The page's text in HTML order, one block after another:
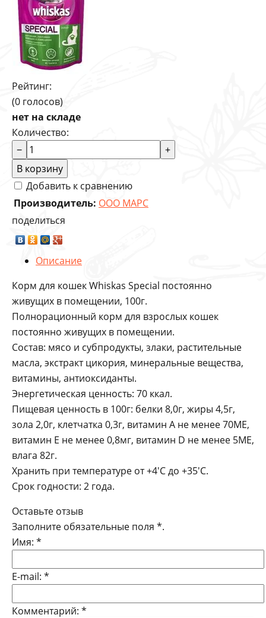
Рейтинг:
(0 голосов)
нет на складе
Количество:
−
+
В корзину
Добавить к сравнению
Производитель: ООО МАРС
поделиться
Описание
Корм для кошек Whiskas Special постоянно
живущих в помещении, 100г.
Полнорационный корм для взрослых кошек
постоянно живущих в помещении.
Состав: мясо и субпродукты, злаки, растительные
масла, экстракт цикория, минеральные вещества,
витамины, антиоксиданты.
Энергетическая ценность: 70 ккал.
Пищевая ценность в 100г: белки 8,0г, жиры 4,5г,
зола 2,0г, клетчатка 0,3г, витамин А не менее 70МЕ,
витамин Е не менее 0,8мг, витамин D не менее 5МЕ,
влага 82г.
Хранить при температуре от +4'C до +35'C.
Срок годности: 2 года.
Оставьте отзыв
Заполните обязательные поля *.
Имя: *
E-mail: *
Комментарий: *